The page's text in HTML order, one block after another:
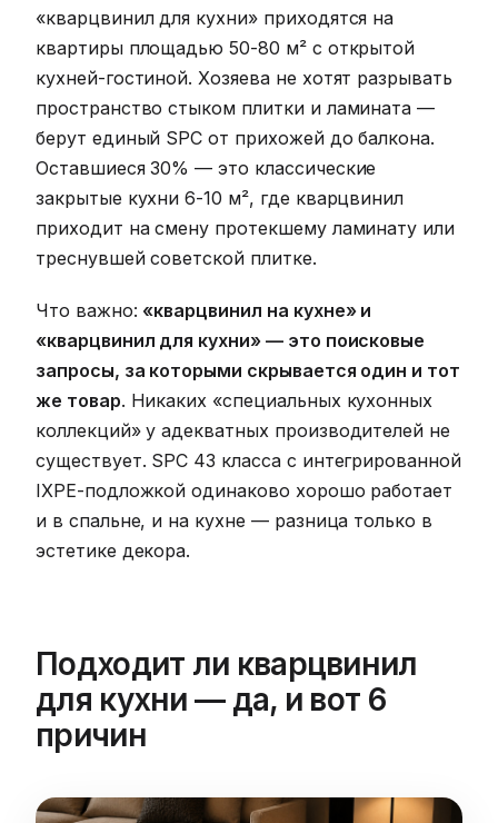
«кварцвинил для кухни» приходятся на
квартиры площадью 50-80 м² с открытой
кухней-гостиной. Хозяева не хотят разрывать
пространство стыком плитки и ламината —
берут единый SPC от прихожей до балкона.
Оставшиеся 30% — это классические
закрытые кухни 6-10 м², где кварцвинил
приходит на смену протекшему ламинату или
треснувшей советской плитке.
Что важно: «кварцвинил на кухне» и
«кварцвинил для кухни» — это поисковые
запросы, за которыми скрывается один и тот
же товар. Никаких «специальных кухонных
коллекций» у адекватных производителей не
существует. SPC 43 класса с интегрированной
IXPE-подложкой одинаково хорошо работает
и в спальне, и на кухне — разница только в
эстетике декора.
Подходит ли кварцвинил
для кухни — да, и вот 6
причин